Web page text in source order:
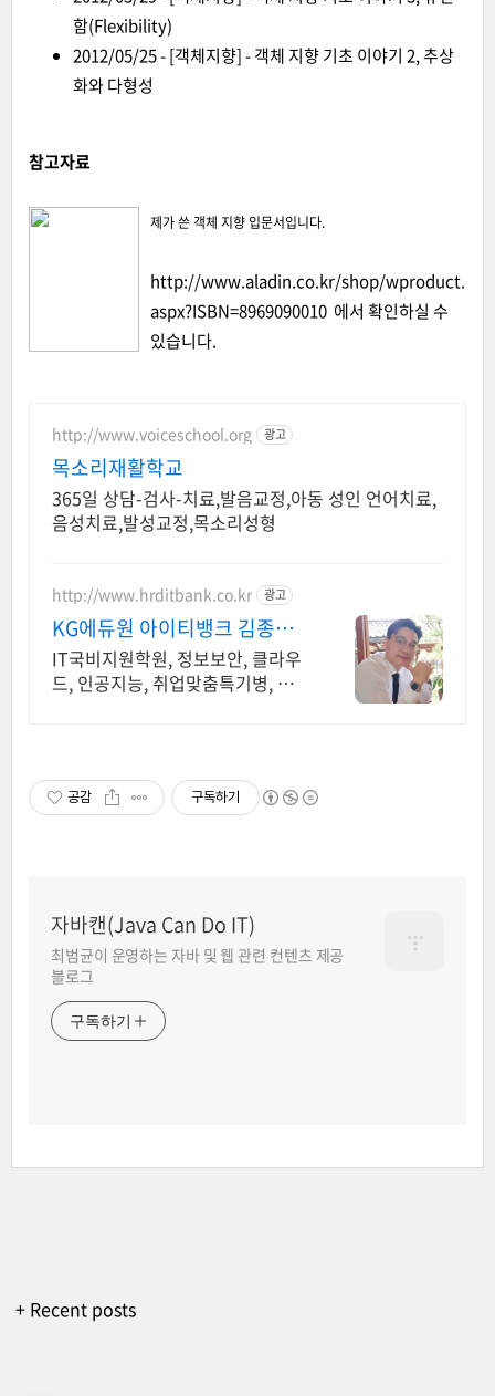
함(Flexibility)
2012/05/25 - [객체지향] - 객체 지향 기초 이야기 2, 추상
화와 다형성
참고자료
제가 쓴 객체 지향 입문서입니다.
http://www.aladin.co.kr/shop/wproduct.
aspx?ISBN=8969090010 에서 확인하실 수
있습니다.
http://www.voiceschool.org 광고
목소리재활학교
365일 상담-검사-치료,발음교정,아동 성인 언어치료,
음성치료,발성교정,목소리성형
http://www.hrditbank.co.kr 광고
KG에듀원 아이티뱅크 김종수 2
7년경력전문가 IT취업상담
IT국비지원학원, 정보보안, 클라우
드, 인공지능, 취업맞춤특기병, 국비
공감 구독하기
자바캔(Java Can Do IT)
최범균이 운영하는 자바 및 웹 관련 컨텐츠 제공
블로그
구독하기
+ Recent posts